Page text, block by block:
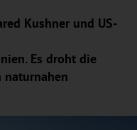
Kushner und US-
Es droht die
naturnahen